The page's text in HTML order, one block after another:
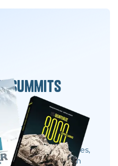
summits
the same desire:
see 8,000 meters
behind the scenes,
They show what an